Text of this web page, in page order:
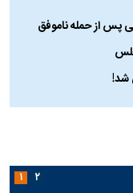
پس از حمله ناموفق
شد!
۱ ۲